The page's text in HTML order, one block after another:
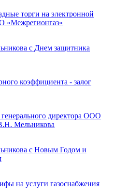
торги на электронной
«Межрегионгаз»
с Днем защитника
коэффициента - залог
директора ООО
Мельникова
с Новым Годом и
на услуги газоснабжения